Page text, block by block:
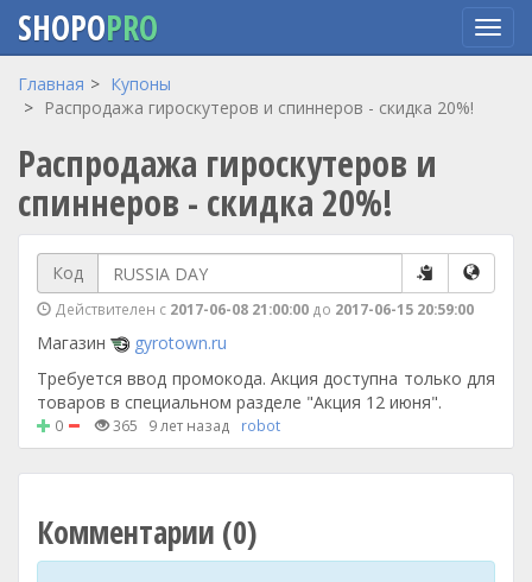
Перейти
содержанию
SHOPOPRO
Главная
Купоны
Распродажа гироскутеров и спиннеров - скидка 20%!
Распродажа гироскутеров и
спиннеров - скидка 20%!
Код
Действителен с 2017-06-08 21:00:00 до 2017-06-15 20:59:00
Магазин
gyrotown.ru
Требуется ввод промокода. Акция доступна только для
товаров в специальном разделе "Акция 12 июня".
0 365 9 лет назад robot
Комментарии (0)